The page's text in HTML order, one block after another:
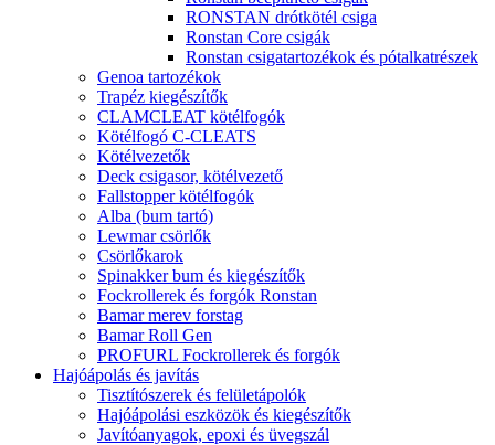
RONSTAN drótkötél csiga
Ronstan Core csigák
Ronstan csigatartozékok és pótalkatrészek
Genoa tartozékok
Trapéz kiegészítők
CLAMCLEAT kötélfogók
Kötélfogó C-CLEATS
Kötélvezetők
Deck csigasor, kötélvezető
Fallstopper kötélfogók
Alba (bum tartó)
Lewmar csörlők
Csörlőkarok
Spinakker bum és kiegészítők
Fockrollerek és forgók Ronstan
Bamar merev forstag
Bamar Roll Gen
PROFURL Fockrollerek és forgók
Hajóápolás és javítás
Tisztítószerek és felületápolók
Hajóápolási eszközök és kiegészítők
Javítóanyagok, epoxi és üvegszál